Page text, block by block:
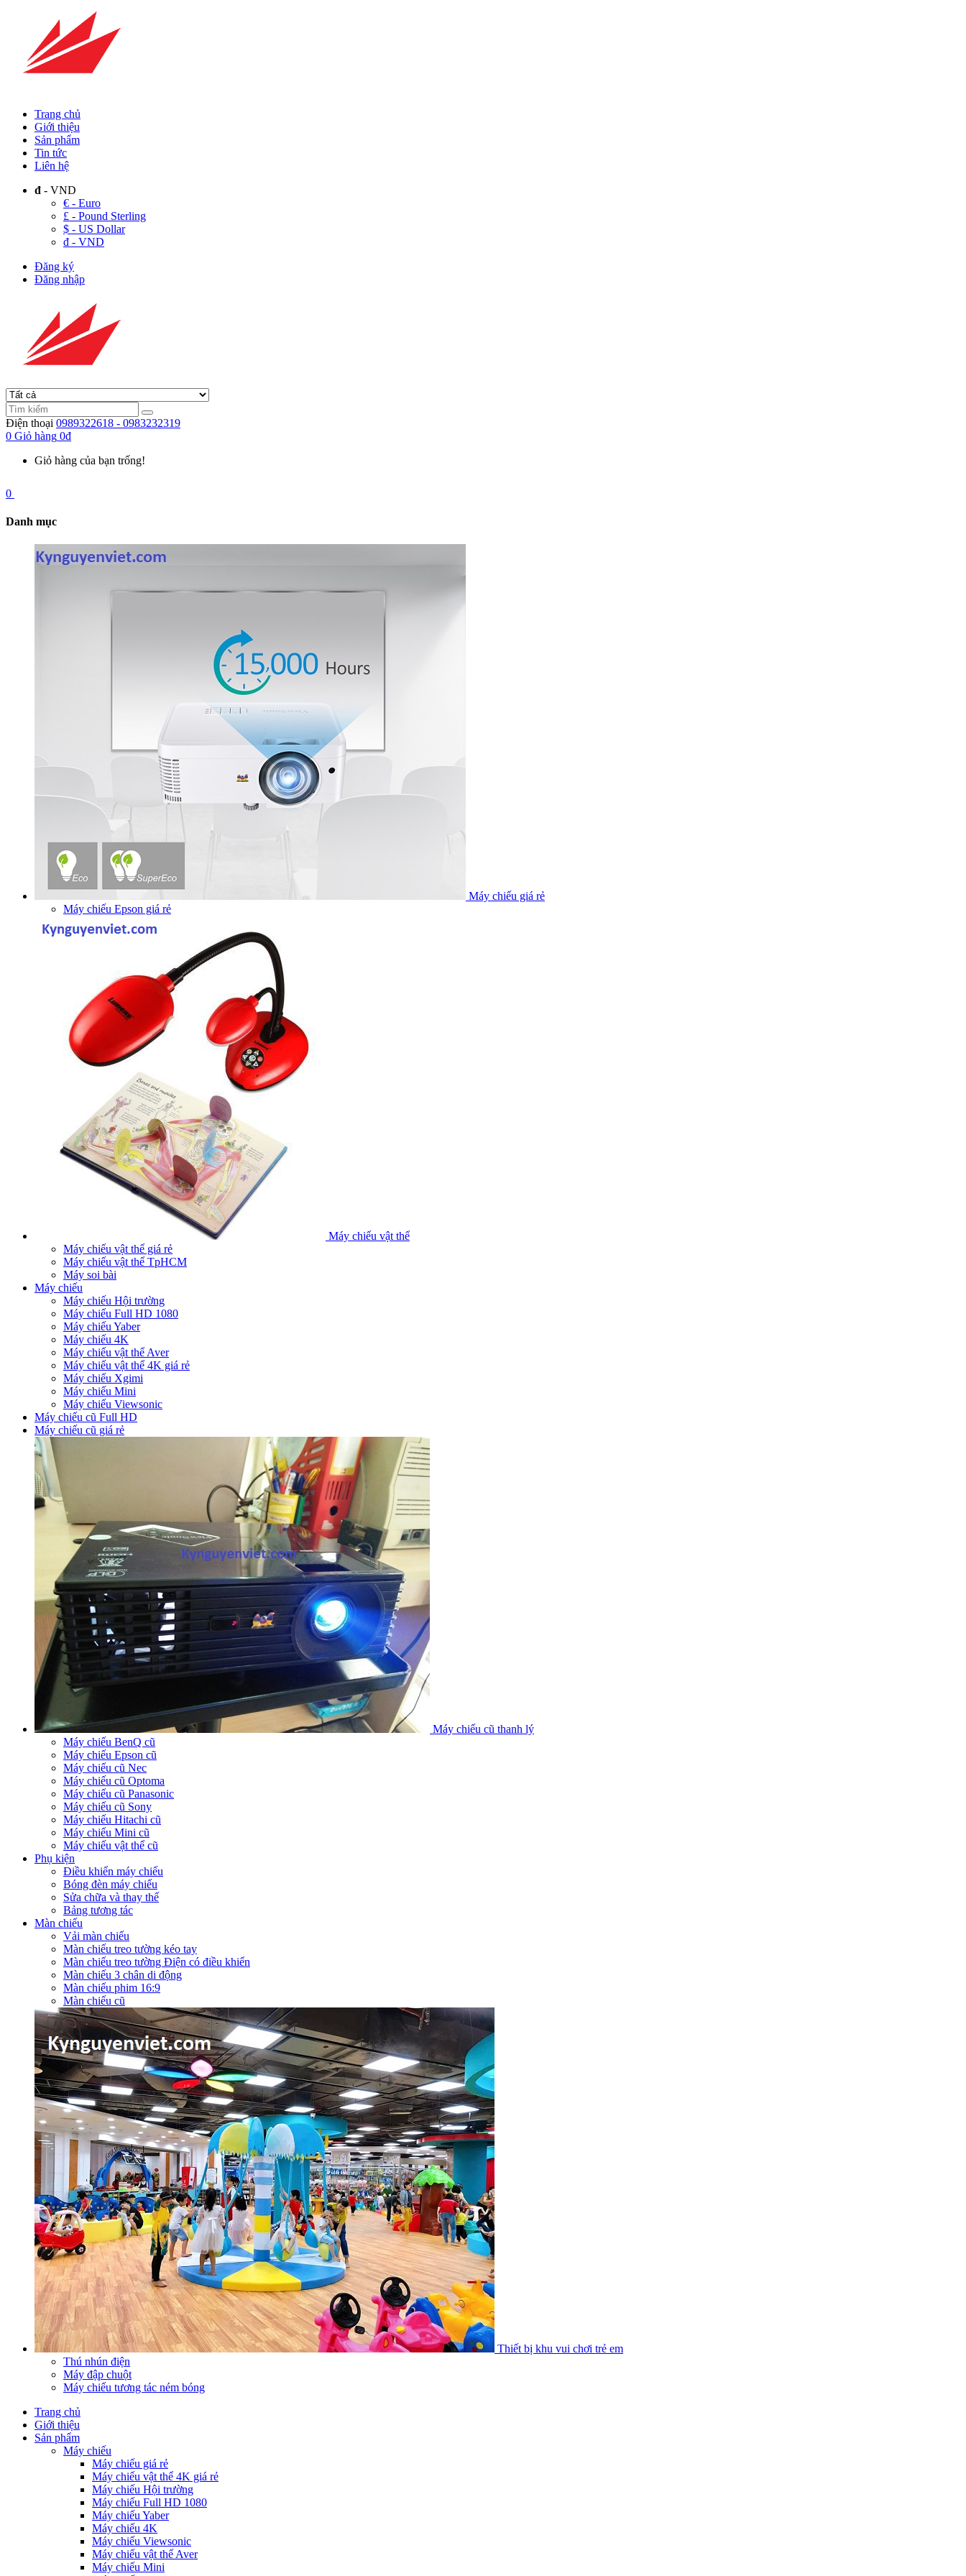
Trang chủ
Giới thiệu
Sản phẩm
Tin tức
Liên hệ
đ - VND
€ - Euro
£ - Pound Sterling
$ - US Dollar
đ - VND
Đăng ký
Đăng nhập
Điện thoại 0989322618 - 0983232319
0 Giỏ hàng 0đ
Giỏ hàng của bạn trống!
0
Danh mục
Máy chiếu giá rẻ
Máy chiếu Epson giá rẻ
Máy chiếu vật thể
Máy chiếu vật thể giá rẻ
Máy chiếu vật thể TpHCM
Máy soi bài
Máy chiếu
Máy chiếu Hội trường
Máy chiếu Full HD 1080
Máy chiếu Yaber
Máy chiếu 4K
Máy chiếu vật thể Aver
Máy chiếu vật thể 4K giá rẻ
Máy chiếu Xgimi
Máy chiếu Mini
Máy chiếu Viewsonic
Máy chiếu cũ Full HD
Máy chiếu cũ giá rẻ
Máy chiếu cũ thanh lý
Máy chiếu BenQ cũ
Máy chiếu Epson cũ
Máy chiếu cũ Nec
Máy chiếu cũ Optoma
Máy chiếu cũ Panasonic
Máy chiếu cũ Sony
Máy chiếu Hitachi cũ
Máy chiếu Mini cũ
Máy chiếu vật thể cũ
Phụ kiện
Điều khiển máy chiếu
Bóng đèn máy chiếu
Sửa chữa và thay thế
Bảng tương tác
Màn chiếu
Vải màn chiếu
Màn chiếu treo tường kéo tay
Màn chiếu treo tường Điện có điều khiển
Màn chiếu 3 chân di động
Màn chiếu phim 16:9
Màn chiếu cũ
Thiết bị khu vui chơi trẻ em
Thú nhún điện
Máy đập chuột
Máy chiếu tương tác ném bóng
Trang chủ
Giới thiệu
Sản phẩm
Máy chiếu
Máy chiếu giá rẻ
Máy chiếu vật thể 4K giá rẻ
Máy chiếu Hội trường
Máy chiếu Full HD 1080
Máy chiếu Yaber
Máy chiếu 4K
Máy chiếu Viewsonic
Máy chiếu vật thể Aver
Máy chiếu Mini